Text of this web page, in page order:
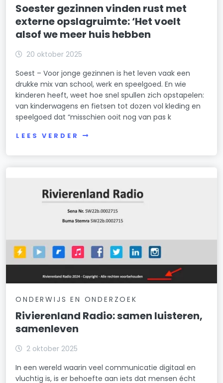
Soester gezinnen vinden rust met
externe opslagruimte: ‘Het voelt
alsof we meer huis hebben
20 oktober 2025
Soest – Voor jonge gezinnen is het leven vaak een
drukke mix van school, werk en speelgoed. En wie
kinderen heeft, weet hoe snel spullen zich opstapelen:
van kinderwagens en fietsen tot dozen vol kleding en
speelgoed dat “misschien ooit nog van pas k
LEES VERDER
ONDERWIJS EN ONDERZOEK
Rivierenland Radio: samen luisteren,
samenleven
2 oktober 2025
In een wereld waarin veel communicatie digitaal en
vluchtig is, is er behoefte aan iets dat mensen écht